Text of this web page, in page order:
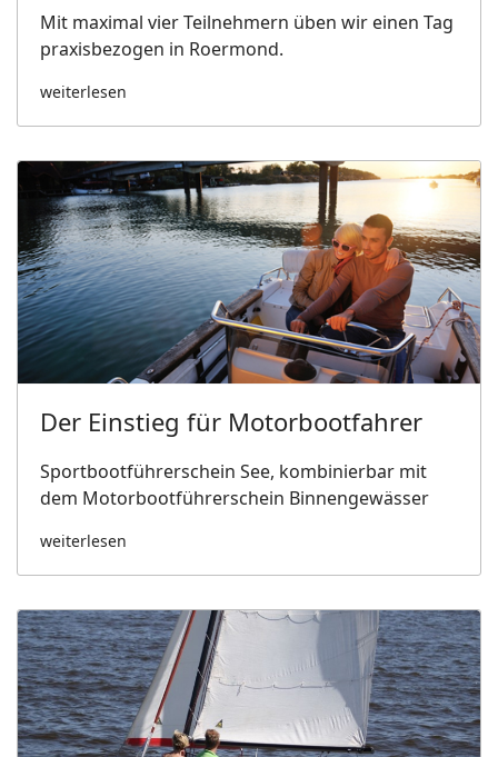
Mit maximal vier Teilnehmern üben wir einen Tag
praxisbezogen in Roermond.
weiterlesen
Der Einstieg für Motorbootfahrer
Sportbootführerschein See, kombinierbar mit
dem Motorbootführerschein Binnengewässer
weiterlesen